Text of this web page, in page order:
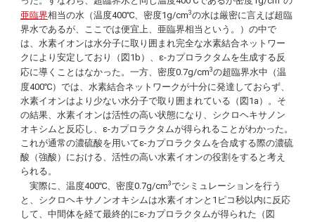
亜臨界相当の水（温度400℃、密度1g/cm3の水は厳密に言えば超臨
界水であるが、ここでは便宜上、亜臨界相当という。）の中で
は、水素イオンは水分子に取り囲まれ完全な水素結合ネットワー
クにより安定しており（図1b）、ε-カプロラクタムを生成する反
応に導くことはなかった。一方、密度0.7g/cm3の超臨界水中（温
度400℃）では、水素結合ネットワークが十分に発達しておらず、
水素イオンはより少ない水分子で取り囲まれている（図1a）。そ
の結果、水素イオンは活性の高い状態になり、シクロヘキサノン
オキシムと反応し、ε-カプロラクタムが得られることがわかった。
これが通常の濃硫酸を用いてε-カプロラクタムを合成する際の濃硫
酸（強酸）における、活性の高い水素イオンの役割をすると考え
られる。
実際に、温度400℃、密度0.7g/cm3でシミュレーションを行う
と、シクロヘキサノンオキシムは水素イオンと1ピコ秒以内に反応
して、中間体を経て最終的にε-カプロラクタムが得られた（図